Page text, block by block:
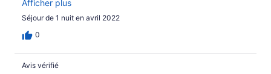
Les oeufs brouillés pas cuits, pas beaucoup de choix...
C'était vraiment pas terrible à ce niveau
Afficher plus
Séjour de 1 nuit en avril 2022
0
Avis vérifié